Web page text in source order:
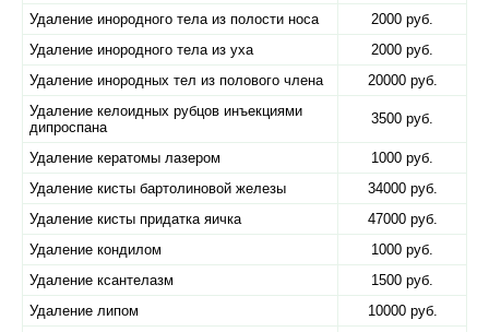
Удаление инородного тела из полости носа
2000 руб.
Удаление инородного тела из уха
2000 руб.
Удаление инородных тел из полового члена
20000 руб.
Удаление келоидных рубцов инъекциями
дипроспана
3500 руб.
Удаление кератомы лазером
1000 руб.
Удаление кисты бартолиновой железы
34000 руб.
Удаление кисты придатка яичка
47000 руб.
Удаление кондилом
1000 руб.
Удаление ксантелазм
1500 руб.
Удаление липом
10000 руб.